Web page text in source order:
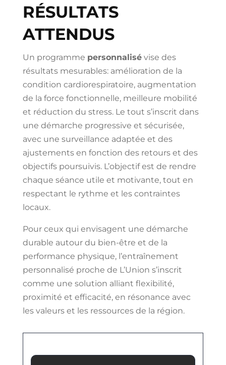
RÉSULTATS
ATTENDUS
Un programme personnalisévise des
résultats mesurables: amélioration de la
condition cardiorespiratoire, augmentation
de la force fonctionnelle, meilleure mobilité
et réduction du stress. Le tout s’inscrit dans
une démarche progressive et sécurisée,
avec une surveillance adaptée et des
ajustements en fonction des retours et des
objectifs poursuivis. L’objectif est de rendre
chaque séance utile et motivante, tout en
respectant le rythme et les contraintes
locaux.
Pour ceux qui envisagent une démarche
durable autour du bien-être et de la
performance physique, l’entraînement
personnalisé proche de L’Union s’inscrit
comme une solution alliant flexibilité,
proximité et efficacité, en résonance avec
les valeurs et les ressources de la région.